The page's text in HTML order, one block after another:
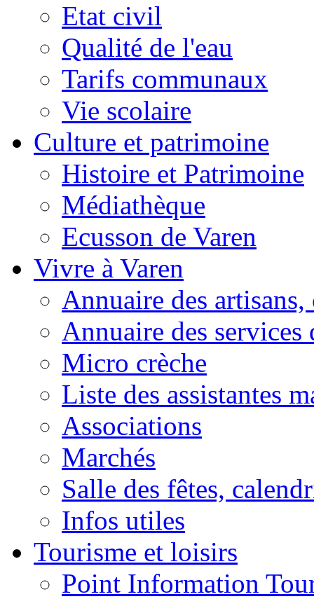
Etat civil
Qualité de l'eau
Tarifs communaux
Vie scolaire
Culture et patrimoine
Histoire et Patrimoine
Médiathèque
Ecusson de Varen
Vivre à Varen
Annuaire des
Annuaire des services
Micro crèche
Liste des assistantes
Associations
Marchés
Salle des fêtes,
Infos utiles
Tourisme et loisirs
Point Information